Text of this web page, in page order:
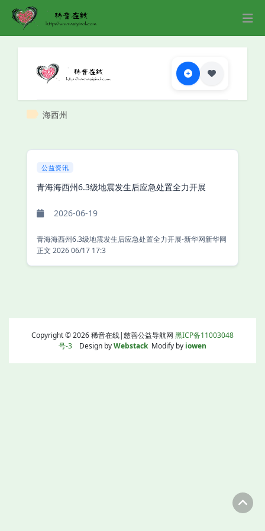
海西州
公益资讯
青海海西州6.3级地震发生后应急处置全力开展
2026-06-19
青海海西州6.3级地震发生后应急处置全力开展-新华网新华网
正文 2026 06/17 17:3
Copyright © 2026 稀音在线|慈善公益导航网 黑ICP备11003048
号-3 Design byWebstackModify by iowen